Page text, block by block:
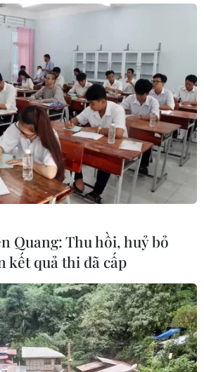
của Pierre-Auguste Renoir (143 triệu
USD). (Nguồn: REX)
Quang: Thu hồi, huỷ bỏ
kết quả thi đã cấp